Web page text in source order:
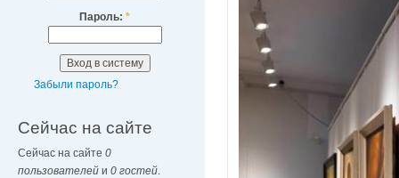
Пароль: *
Забыли пароль?
Сейчас на сайте
Сейчас на сайте 0
пользователей и 0 гостей